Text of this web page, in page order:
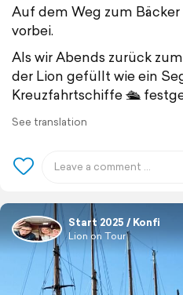
Auf dem Weg zum
vorbei.
Als wir Abends zurück
der Lion gefüllt wie ein
Kreuzfahrtschiffe 🛳️
See translation
Start 2025 / Konfi
Lion on Tour